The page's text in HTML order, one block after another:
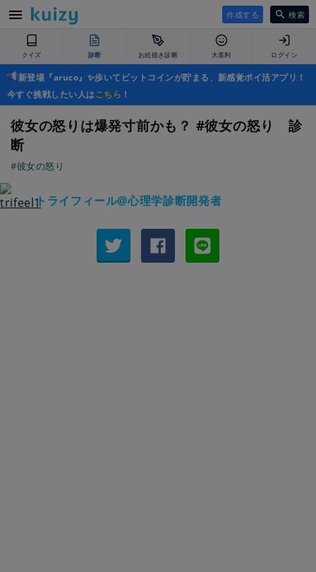
作成する 検索
クイズ 診断 お絵描き診断 大喜利 ログイン
新登場『aruco』✨歩いてビットコインが貯まる、新感覚ポイ活アプリ！
今すぐ挑戦したい人はこちら ！
彼女の怒りは爆発寸前かも？ #彼女の怒り 診
断
#彼女の怒り
トライフィール@心理学診断開発者